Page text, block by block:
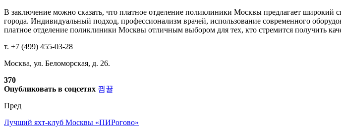
В заключение можно сказать, что платное отделение поликлиники Москвы предлагает
города. Индивидуальный подход, профессионализм врачей, использование современного
платное отделение поликлиники Москвы отличным выбором для тех, кто стремится получить
т. +7 (499) 455-03-28
Москва, ул. Беломорская, д. 26.
370
Опубликовать в соцсетях
Пред
Лучший яхт-клуб Москвы «ПИРогово»